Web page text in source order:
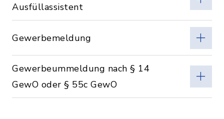
Ausfüllassistent
Gewerbemeldung
Gewerbeummeldung nach § 14
GewO oder § 55c GewO